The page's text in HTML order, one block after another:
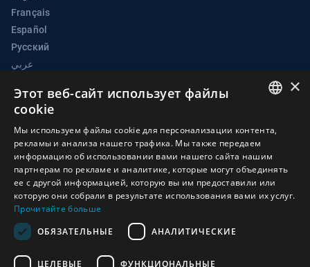
Français
Español
Русский
عربي
Портал электронных мер по укреплению доверия
КБО
Группа имплементационной поддержки Конвенция о
биологическом оружии
Дворец Наций
1211 Женева 10
Швейцария
Телефон:+41 (0)22 917 2230
ARABIC
FRENCH
SPANISH
×
Этот веб-сайт использует файлы
cookie
Мы используем файлы cookie для персонализации контента,
рекламы и анализа нашего трафика. Мы также передаем
информацию об использовании вами нашего сайта нашим
партнерам по рекламе и аналитике, которые могут объединять
ее с другой информацией, которую вы им предоставили или
которую они собрали в результате использования вами их услуг.
Прочитайте больше
ОБЯЗАТЕЛЬНЫЕ
АНАЛИТИЧЕСКИЕ
ЦЕЛЕВЫЕ ФУНКЦИОНАЛЬНЫЕ